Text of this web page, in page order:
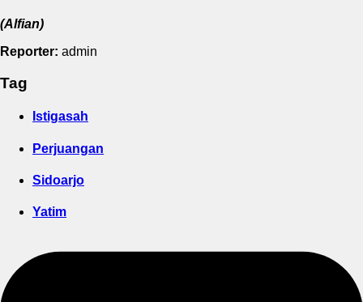
(Alfian)
Reporter: admin
Tag
Istigasah
Perjuangan
Sidoarjo
Yatim